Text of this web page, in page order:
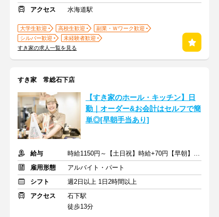
アクセス
水海道駅
大学生歓迎 高校生歓迎
副業・Ｗワーク歓迎
シルバー歓迎
未経験者歓迎
すき家の求人一覧を見る
すき家 常総石下店
【すき家のホール・キッチン】日
勤｜オーダー&お会計はセルフで簡
単◎[早朝手当あり]
給与
時給1150円～【土日祝】時給+70円【早朝】時給+150円
雇用形態
アルバイト・パート
シフト
週2日以上 1日2時間以上
アクセス
石下駅
徒歩13分